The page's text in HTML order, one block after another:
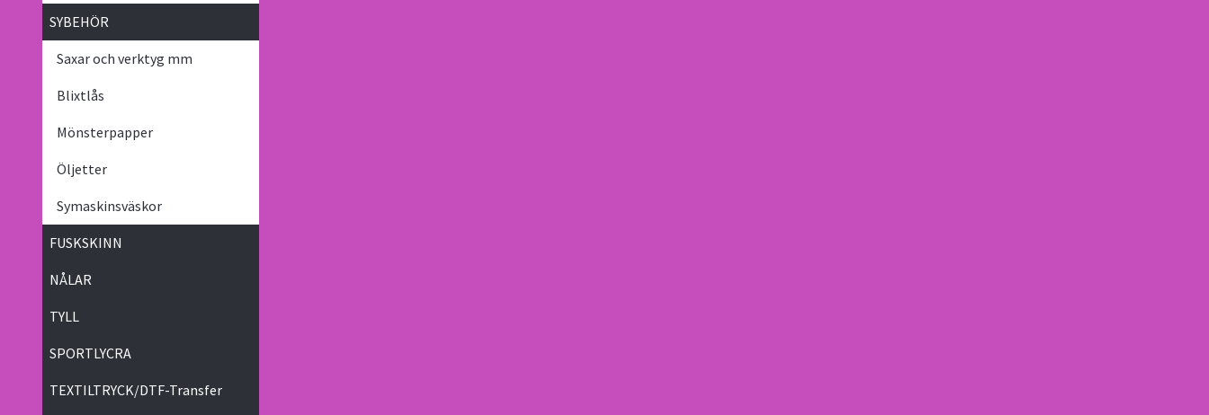
SYBEHÖR
Saxar och verktyg mm
Blixtlås
Mönsterpapper
Öljetter
Symaskinsväskor
FUSKSKINN
NÅLAR
TYLL
SPORTLYCRA
TEXTILTRYCK/DTF-Transfer